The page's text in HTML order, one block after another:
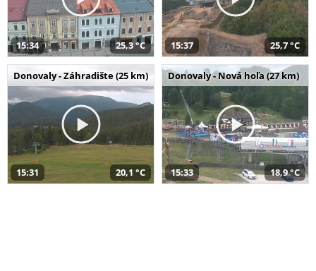
15:34 25,3 °C 15:37 25,7 °C
Donovaly - Záhradište (25 km)
15:31 20,1 °C
Donovaly - Nová hoľa (27 km)
15:33 18,9 °C